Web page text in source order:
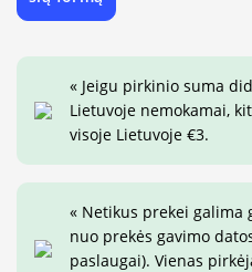
« Jeigu pirkinio suma
Lietuvoje nemokamai,
visoje Lietuvoje €3.
« Netikus prekei
nuo prekės gavimo
paslaugai). Vienas